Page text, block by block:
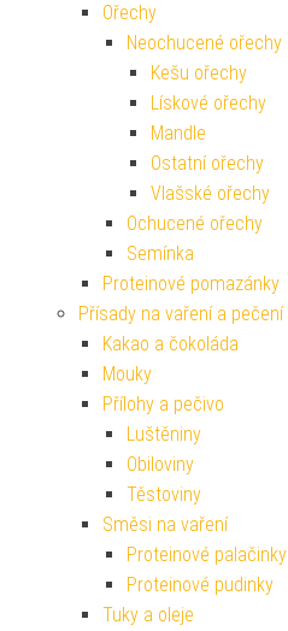
Ořechy
Neochucené ořechy
Kešu ořechy
Lískové ořechy
Mandle
Ostatní ořechy
Vlašské ořechy
Ochucené ořechy
Semínka
Proteinové pomazánky
Přísady na vaření a pečení
Kakao a čokoláda
Mouky
Přílohy a pečivo
Luštěniny
Obiloviny
Těstoviny
Směsi na vaření
Proteinové palačinky
Proteinové pudinky
Tuky a oleje